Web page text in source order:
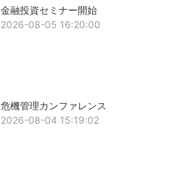
金融投資セミナー開始
2026-08-05 16:20:00
危機管理カンファレンス
2026-08-04 15:19:02